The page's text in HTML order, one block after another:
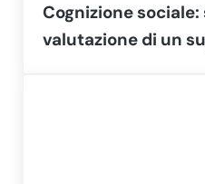
Cognizione
valutazione di un